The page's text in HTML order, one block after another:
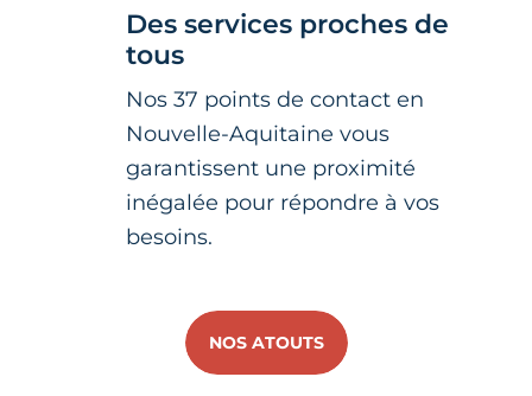
Des services proches de
tous
Nos 37 points de contact en
Nouvelle-Aquitaine vous
garantissent une proximité
inégalée pour répondre à vos
besoins.
NOS ATOUTS